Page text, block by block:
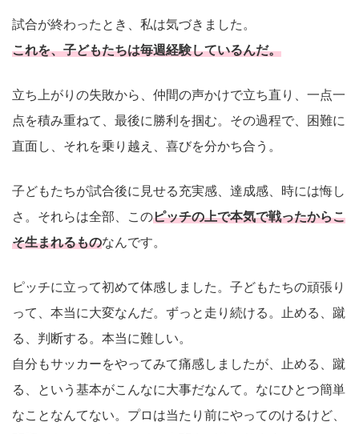
試合が終わったとき、私は気づきました。
これを、子どもたちは毎週経験しているんだ。
立ち上がりの失敗から、仲間の声かけで立ち直り、一点一
点を積み重ねて、最後に勝利を掴む。その過程で、困難に
直面し、それを乗り越え、喜びを分かち合う。
子どもたちが試合後に見せる充実感、達成感、時には悔し
さ。それらは全部、このピッチの上で本気で戦ったからこ
そ生まれるものなんです。
ピッチに立って初めて体感しました。子どもたちの頑張り
って、本当に大変なんだ。ずっと走り続ける。止める、蹴
る、判断する。本当に難しい。
自分もサッカーをやってみて痛感しましたが、止める、蹴
る、という基本がこんなに大事だなんて。なにひとつ簡単
なことなんてない。プロは当たり前にやってのけるけど、